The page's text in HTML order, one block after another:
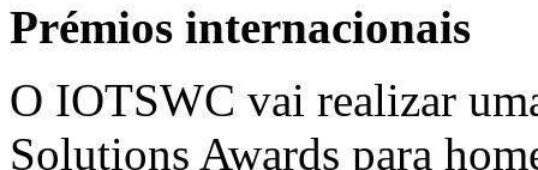
Prémios internacionais
O IOTSWC vai realizar
Solutions Awards para